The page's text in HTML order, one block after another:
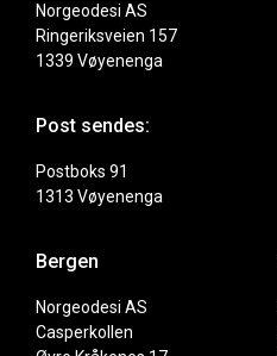
Norgeodesi AS
Ringeriksveien 157
1339 Vøyenenga
Post sendes:
Postboks 91
1313 Vøyenenga
Bergen
Norgeodesi AS
Casperkollen